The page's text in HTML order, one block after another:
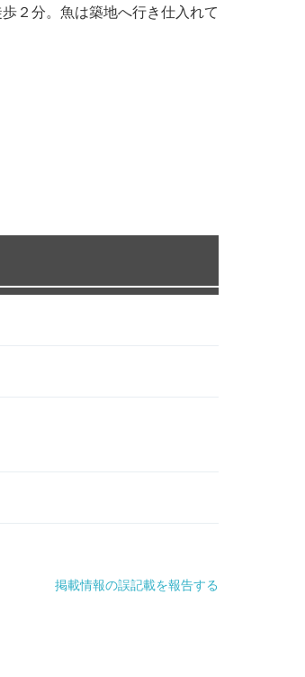
２分。魚は築地へ行き仕入れて
掲載情報の誤記載を報告する